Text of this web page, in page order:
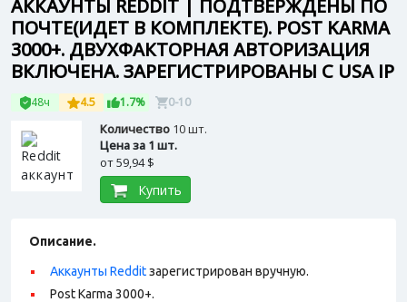
АККАУНТЫ REDDIT | ПОДТВЕРЖДЕНЫ ПО
ПОЧТЕ(ИДЕТ В КОМПЛЕКТЕ). POST KARMA
3000+. ДВУХФАКТОРНАЯ АВТОРИЗАЦИЯ
ВКЛЮЧЕНА. ЗАРЕГИСТРИРОВАНЫ С USA IP
48ч 4.5 1.7% 0-10
Количество 10 шт.
Цена за 1 шт.
от59,94 $
Купить
Описание.
Аккаунты Redditзарегистрирован вручную.
Post Karma 3000+.